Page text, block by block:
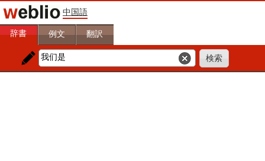
中国語
辞書 例文 翻訳